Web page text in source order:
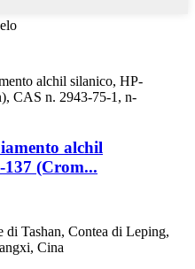
alchil
(Crom...
Tashan, Contea di Leping,
Cina